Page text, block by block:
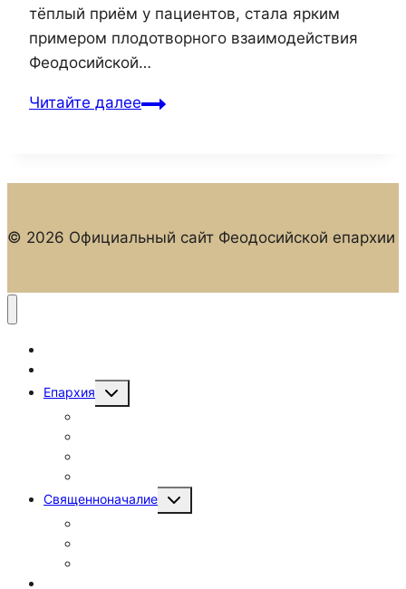
тёплый приём у пациентов, стала ярким
примером плодотворного взаимодействия
Феодосийской…
Читайте далее
© 2026 Официальный сайт Феодосийской епархии
Епархия
Священноначалие